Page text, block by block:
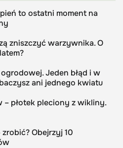
to ostatni moment na
zniszczyć warzywnika. O
Jeden błąd i w
ani jednego kwiatu
– płotek pleciony z wikliny.
Obejrzyj 10